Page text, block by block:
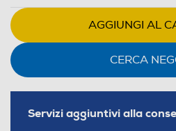
AGGIUNGI AL
CERCA
Servizi aggiuntivi alla